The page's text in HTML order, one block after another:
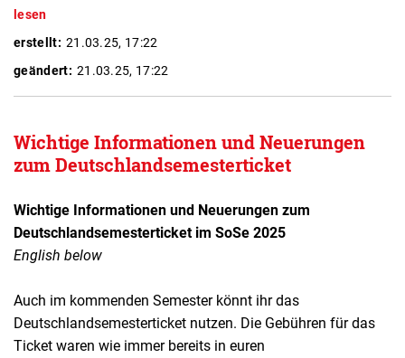
lesen
erstellt: 21.03.25, 17:22
geändert: 21.03.25, 17:22
Wichtige Informationen und Neuerungen
zum Deutschlandsemesterticket
Wichtige Informationen und Neuerungen zum
Deutschlandsemesterticket im SoSe 2025
English below
Auch im kommenden Semester könnt ihr das
Deutschlandsemesterticket nutzen. Die Gebühren für das
Ticket waren wie immer bereits in euren